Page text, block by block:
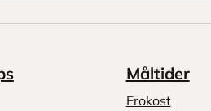
Måltider
Frokost